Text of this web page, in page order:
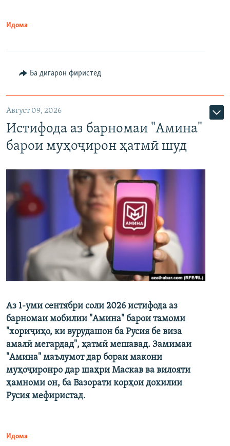
Идома
Ба дигарон фиристед
Август 09, 2026
Истифода аз барномаи "Амина"
барои муҳоҷирон ҳатмӣ шуд
Аз 1-уми сентябри соли 2026 истифода аз
барномаи мобилии "Амина" барои тамоми
"хориҷиҳо, ки вурудашон ба Русия бе виза
амалӣ мегардад", ҳатмӣ мешавад. Замимаи
"Амина" маълумот дар бораи макони
муҳоҷиронро дар шаҳри Маскав ва вилояти
ҳамноми он, ба Вазорати корҳои дохилии
Русия мефиристад.
Идома